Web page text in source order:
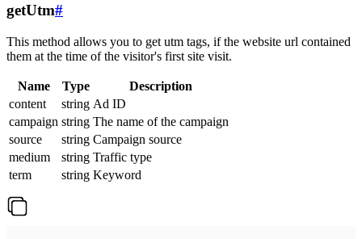
getUtm#
This method allows you to get utm tags, if the website url contained
them at the time of the visitor's first site visit.
Name Type
Description
content
string Ad ID
campaign string The name of the campaign
source
string Campaign source
medium
string Traffic type
term
string Keyword